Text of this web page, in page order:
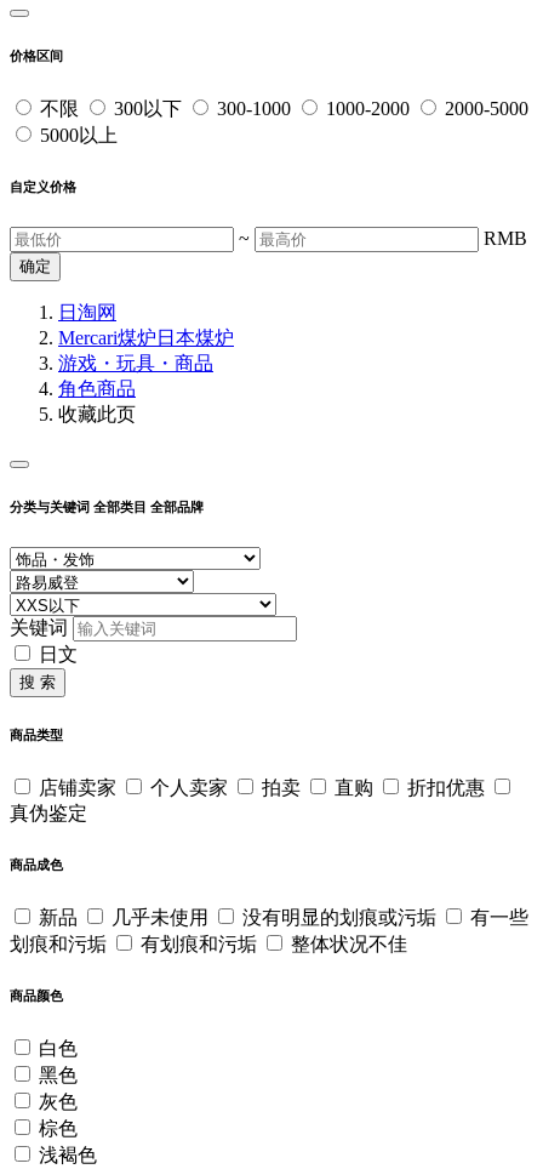
价格区间
不限 300以下 300-1000 1000-2000
2000-5000
5000以上
自定义价格
~ RMB
确定
日淘网
Mercari煤炉 日本煤炉
游戏・玩具・商品
角色商品
收藏此页
分类与关键词 全部类目 全部品牌
关键词
日文
搜 索
商品类型
店铺卖家 个人卖家 拍卖 直购
折扣优惠
真伪鉴定
商品成色
新品 几乎未使用 没有明显的划痕或污垢
有一些
划痕和污垢
有划痕和污垢 整体状况不佳
商品颜色
白色
黑色
灰色
棕色
浅褐色